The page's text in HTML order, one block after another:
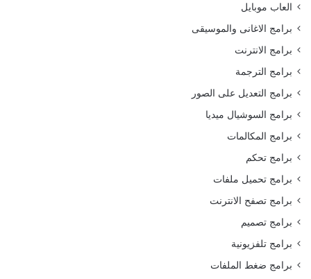
العاب موبايل
برامج الاغانى والموسيقى
برامج الانترنت
برامج الترجمة
برامج التعديل على الصور
برامج السوشيال ميديا
برامج المكالمات
برامج تحكم
برامج تحميل ملفات
برامج تصفح الانترنت
برامج تصميم
برامج تلفزيونية
برامج ضغط الملفات